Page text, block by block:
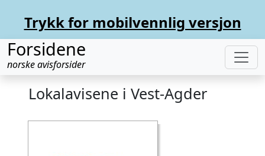
Trykk for mobilvennlig versjon
Forsidene
norske avisforsider
Lokalavisene i Vest-Agder